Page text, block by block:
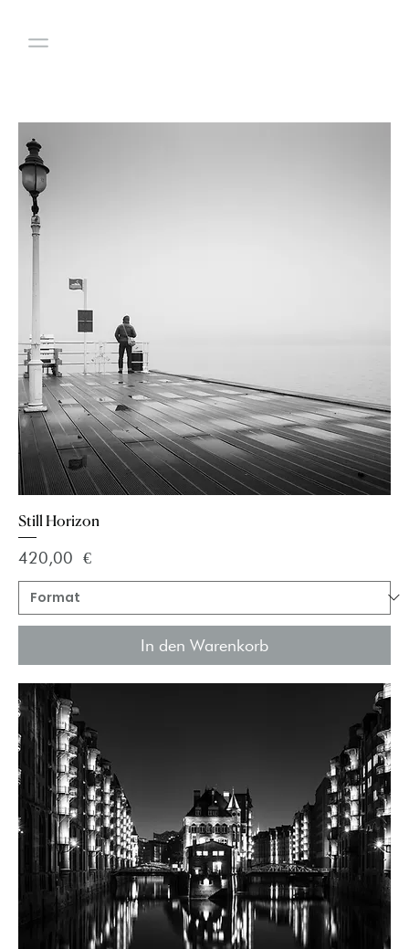
Still Horizon
Preis
420,00 €
In den Warenkorb